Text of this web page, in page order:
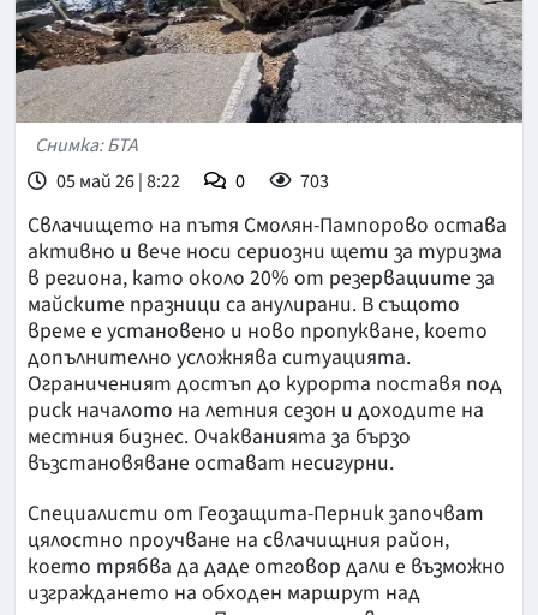
Снимка: БТА
05 май 26 | 8:22
0 703
Свлачището на пътя Смолян-Пампорово остава
активно и вече носи сериозни щети за туризма
в региона, като около 20% от резервациите за
майските празници са анулирани. В същото
време е установено и ново пропукване, което
допълнително усложнява ситуацията.
Ограниченият достъп до курорта поставя под
риск началото на летния сезон и доходите на
местния бизнес. Очакванията за бързо
възстановяване остават несигурни.
Специалисти от Геозащита-Перник започват
цялостно проучване на свлачищния район,
което трябва да даде отговор дали е възможно
изграждането на обходен маршрут над